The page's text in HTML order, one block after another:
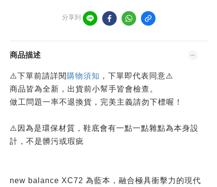
分享到
商品描述
⚠️下單前請詳閱 購物須知 ，下單即代表同意⚠️
商品皆為全新，出貨前小幫手皆會檢查。
做工問題一率不退換貨，完美主義請勿下標喔！
⚠️因為是環保材質， 鞋底會有一點一點雜點為本身設
計，不是髒污或瑕疵
new balance XC72 為藍本，融合極具衝擊力的現代